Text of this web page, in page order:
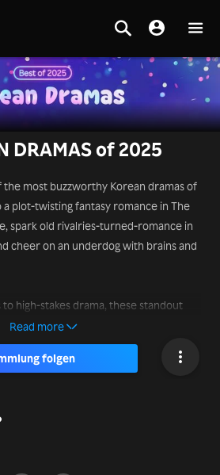
DRAMAS of 2025
most buzzworthy Korean dramas of
plot-twisting fantasy romance in The
spark old rivalries-turned-romance in
cheer on an underdog with brains and
high-stakes drama, these standout
— start watching now. ✨
Read more
folgen